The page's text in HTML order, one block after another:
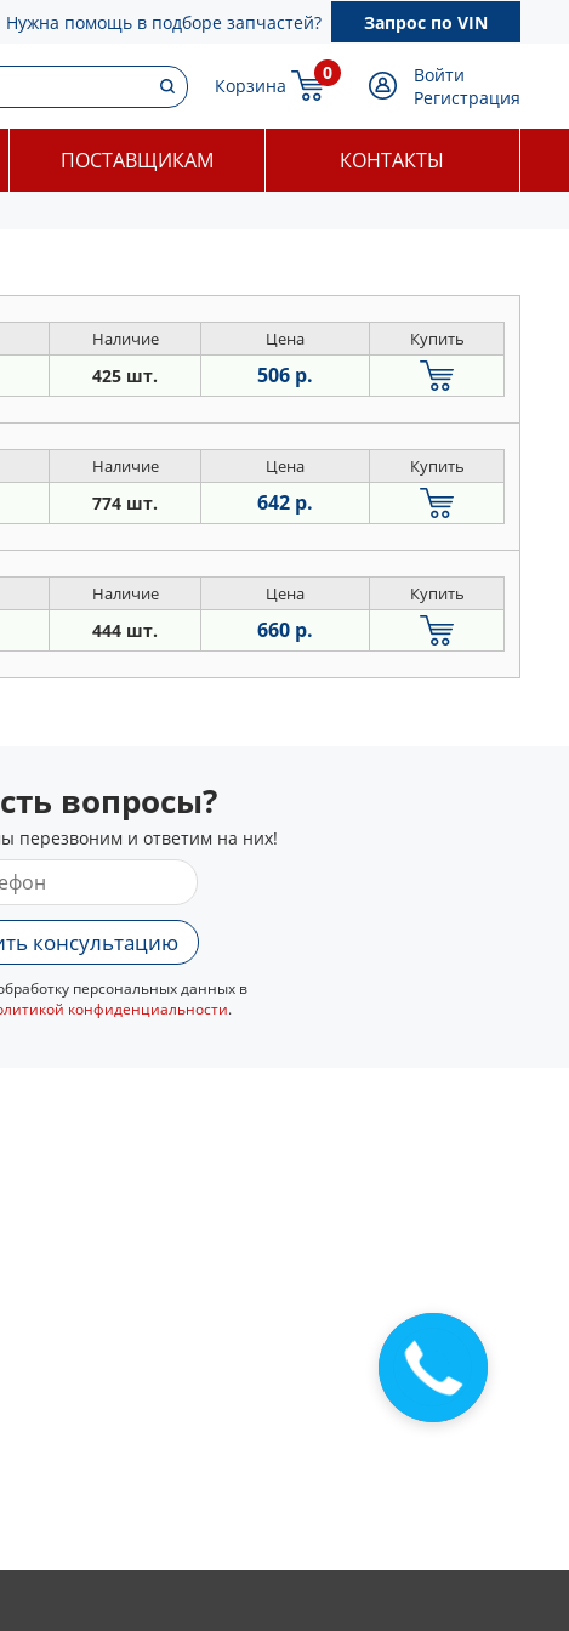
Нужна помощь в подборе запчастей? Запрос по VIN
Корзина
0
Войти
Регистрация
ПОСТАВЩИКАМ КОНТАКТЫ
Наличие Цена Купить
425 шт. 506 р.
Наличие Цена Купить
774 шт. 642 р.
Наличие Цена Купить
444 шт. 660 р.
вопросы?
перезвоним и ответим на них!
консультацию
персональных данных в
конфиденциальности.
Закажите
звонок